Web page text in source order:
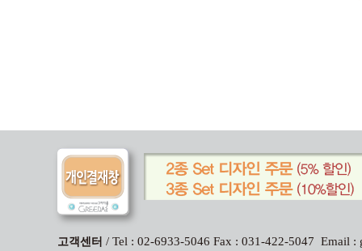
고객센터 / Tel : 02-6933-5046 Fax : 031-422-5047 Email :